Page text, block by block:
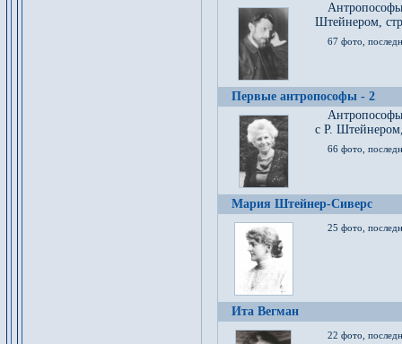
Штейнером,
67 фото,
Первые антропософы - 2
с Р.
66 фото,
Мария Штейнер-Сиверс
25 фото,
Ита Вегман
22 фото,